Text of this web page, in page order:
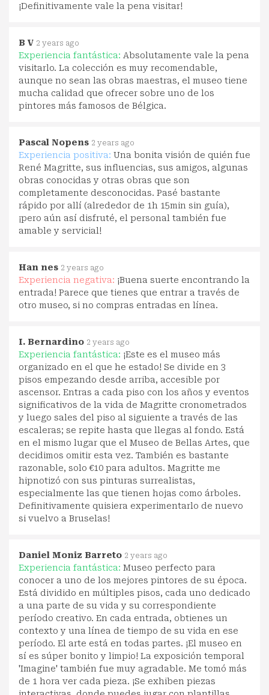
¡Definitivamente vale la pena visitar!
B V 2 years ago
Experiencia fantástica: Absolutamente vale la pena
visitarlo. La colección es muy recomendable,
aunque no sean las obras maestras, el museo tiene
mucha calidad que ofrecer sobre uno de los
pintores más famosos de Bélgica.
Pascal Nopens 2 years ago
Experiencia positiva: Una bonita visión de quién fue
René Magritte, sus influencias, sus amigos, algunas
obras conocidas y otras obras que son
completamente desconocidas. Pasé bastante
rápido por allí (alrededor de 1h 15min sin guía),
¡pero aún así disfruté, el personal también fue
amable y servicial!
Han nes 2 years ago
Experiencia negativa: ¡Buena suerte encontrando la
entrada! Parece que tienes que entrar a través de
otro museo, si no compras entradas en línea.
I. Bernardino 2 years ago
Experiencia fantástica: ¡Este es el museo más
organizado en el que he estado! Se divide en 3
pisos empezando desde arriba, accesible por
ascensor. Entras a cada piso con los años y eventos
significativos de la vida de Magritte cronometrados
y luego sales del piso al siguiente a través de las
escaleras; se repite hasta que llegas al fondo. Está
en el mismo lugar que el Museo de Bellas Artes, que
decidimos omitir esta vez. También es bastante
razonable, solo €10 para adultos. Magritte me
hipnotizó con sus pinturas surrealistas,
especialmente las que tienen hojas como árboles.
Definitivamente quisiera experimentarlo de nuevo
si vuelvo a Bruselas!
Daniel Moniz Barreto 2 years ago
Experiencia fantástica: Museo perfecto para
conocer a uno de los mejores pintores de su época.
Está dividido en múltiples pisos, cada uno dedicado
a una parte de su vida y su correspondiente
período creativo. En cada entrada, obtienes un
contexto y una línea de tiempo de su vida en ese
período. El arte está en todas partes. ¡El museo en
sí es súper bonito y limpio! La exposición temporal
'Imagine' también fue muy agradable. Me tomó más
de 1 hora ver cada pieza. ¡Se exhiben piezas